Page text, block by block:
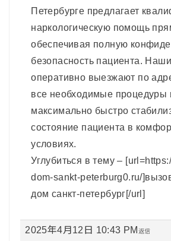
Петербурге предлагает
наркологическую помощь
обеспечивая полную
безопасность пациента.
оперативно выезжают по
все необходимые процедуры
максимально быстро
состояние пациента в
условиях.
Углубиться в тему –
dom-sankt-peterburg0.ru/
дом санкт-петербург[/url]
2025年4月12日 10:43 PM 返信